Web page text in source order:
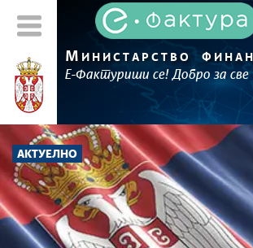
М ИНИСТАРСТВО
Е-Фактуриши се! Добро за све
АКТУЕЛНО